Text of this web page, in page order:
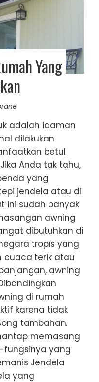
Yang
adalah idaman
dilakukan
betul
Anda tak tahu,
yang
jendela atau di
ini sudah banyak
awning
dibutuhkan di
tropis yang
cuaca terik atau
awning
di rumah
karena tidak
tambahan.
memasang
fungsinya yang
Jendela
yang